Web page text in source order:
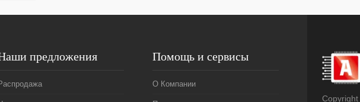
предложения Помощь и сервисы
О Компании